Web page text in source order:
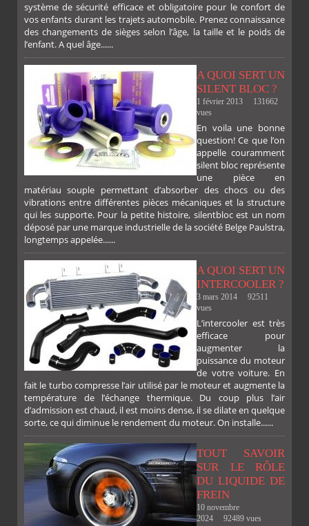
FACEBOOKTWITTERGOOGLEPINTEREST
PLUS
système de sécurité efficace et obligatoire pour le confort de
vos enfants durant les trajets automobile. Prenez connaissance
des changements de sièges selon l’âge, la taille et le poids de
l’enfant. A quel âge......
A QUOI SERT UN
SILENT BLOC ?
1 février 2013
131662
vues
En voila une bonne
question! Ce que l’on
appelle couramment
silent bloc représente
une pièce en
matériau souple permettant d’absorber des chocs ou des
vibrations entre différentes pièces mécaniques et la structure
qui les supporte. Pour la petite histoire, silentbloc est un nom
déposé par une marque industrielle de la société Belge Paulstra,
longtemps appelée......
A QUOI SERT UN
INTERCOOLER ?
3 mars 2014
92511
vues
L’intercooler est très
efficace pour
augmenter la
puissance du moteur
de votre voiture. En
fait le turbo compresse l’air utilisé par le moteur et augmente la
température de l’échange thermique. Du coup plus l’air
d’admission est chaud, il est moins dense, il se dilate en quelque
sorte, ce qui diminue le rendement du moteur. On installe......
TOUT SAVOIR
SUR LE RÔLE
DU LIQUIDE DE
FREIN
10 novembre
2024
92489 vues